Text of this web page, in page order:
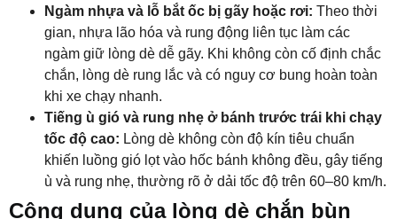
Ngàm nhựa và lỗ bắt ốc bị gãy hoặc rơi: Theo thời
gian, nhựa lão hóa và rung động liên tục làm các
ngàm giữ lòng dè dễ gãy. Khi không còn cố định chắc
chắn, lòng dè rung lắc và có nguy cơ bung hoàn toàn
khi xe chạy nhanh.
Tiếng ù gió và rung nhẹ ở bánh trước trái khi chạy
tốc độ cao: Lòng dè không còn độ kín tiêu chuẩn
khiến luồng gió lọt vào hốc bánh không đều, gây tiếng
ù và rung nhẹ, thường rõ ở dải tốc độ trên 60–80 km/h.
Công dụng của lòng dè chắn bùn